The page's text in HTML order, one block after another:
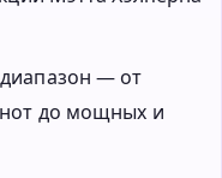
— от
до мощных и